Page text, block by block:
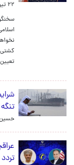
۲۲ تیر ۱۴۰۵، ۱۸:۲۰